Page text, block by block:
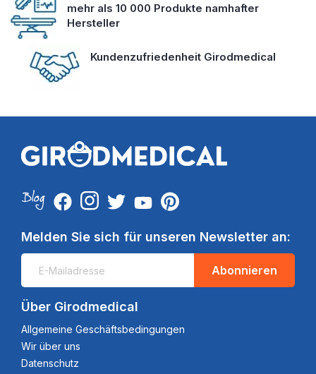
mehr als 10 000 Produkte namhafter
Hersteller
Kundenzufriedenheit Girodmedical
Melden Sie sich für unseren Newsletter an:
Abonnieren
Über Girodmedical
Allgemeine Geschäftsbedingungen
Wir über uns
Datenschutz